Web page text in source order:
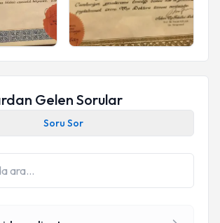
Gelen Sorular
Soru Sor